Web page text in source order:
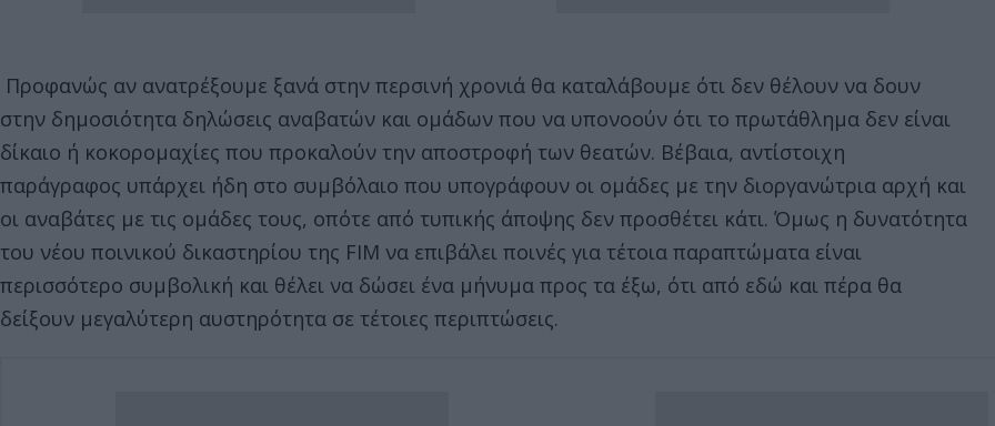
Προφανώς αν ανατρέξουμε ξανά στην περσινή χρονιά θα καταλάβουμε ότι δεν θέλουν να δουν
στην δημοσιότητα δηλώσεις αναβατών και ομάδων που να υπονοούν ότι το πρωτάθλημα δεν είναι
δίκαιο ή κοκορομαχίες που προκαλούν την αποστροφή των θεατών. Βέβαια, αντίστοιχη
παράγραφος υπάρχει ήδη στο συμβόλαιο που υπογράφουν οι ομάδες με την διοργανώτρια αρχή και
οι αναβάτες με τις ομάδες τους, οπότε από τυπικής άποψης δεν προσθέτει κάτι. Όμως η δυνατότητα
του νέου ποινικού δικαστηρίου της FIM να επιβάλει ποινές για τέτοια παραπτώματα είναι
περισσότερο συμβολική και θέλει να δώσει ένα μήνυμα προς τα έξω, ότι από εδώ και πέρα θα
δείξουν μεγαλύτερη αυστηρότητα σε τέτοιες περιπτώσεις.